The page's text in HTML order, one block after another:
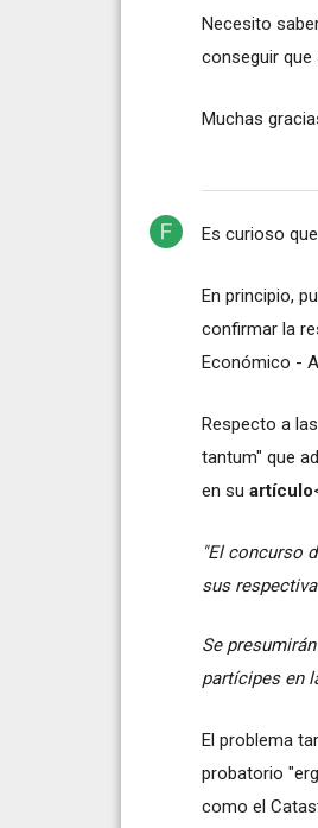
Necesito
conseguir que
Muchas
Es curioso
En principio,
confirmar la
Económico -
Respecto a
tantum" que
en su artículo
"El concurso
sus
Se
partícipes en
El problema
probatorio
como el